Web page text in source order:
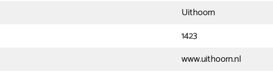
Uithoorn
1423
www.uithoorn.nl